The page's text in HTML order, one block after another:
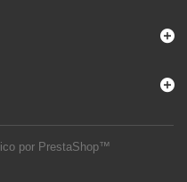
por PrestaShop™